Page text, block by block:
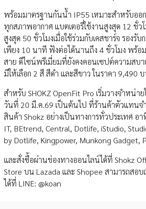
พร้อมมาตรฐานกันน้ำ IP55 เหมาะสำหรับออ
ทุกสภาพอากาศ แบตเตอรี่ใช้งานสูงสุด 12 ชั่ว
สูงสุด 50 ชั่วโมงเมื่อใช้ร่วมกับเคสชาร์จ รองรับ
เพียง 10 นาที ฟังต่อได้นานถึง 4 ชั่วโมง พร้อม
สาย ดีไซน์พรีเมี่ยมที่ยังคงคอนเซปต์ความสบา
มีให้เลือก 2 สี สีดำ และสีขาว ในราคา 9,490
สำหรับ SHOKZ OpenFit Pro เริ่มวางจำหน่า
วันที่ 20 มี.ค.69 เป็นต้นไป ที่ร้านค้าตัวแทนจ
สินค้า Shokz อย่างเป็นทางการทั่วประเทศ อา
IT, BEtrend, Central, Dotlife, iStudio,
by Dotlife, Kingpower, Munkong Gadget,
และสั่งซื้อผ่านช่องทางออนไลน์ได้ที่ Shokz
Store บน Lazada และ Shopee สามารถสอ
ได้ที่ LINE: @koan